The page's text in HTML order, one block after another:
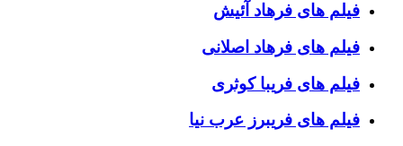
فیلم های فرهاد آئیش
فیلم های فرهاد اصلانی
فیلم های فریبا کوثری
فیلم های فریبرز عرب نیا